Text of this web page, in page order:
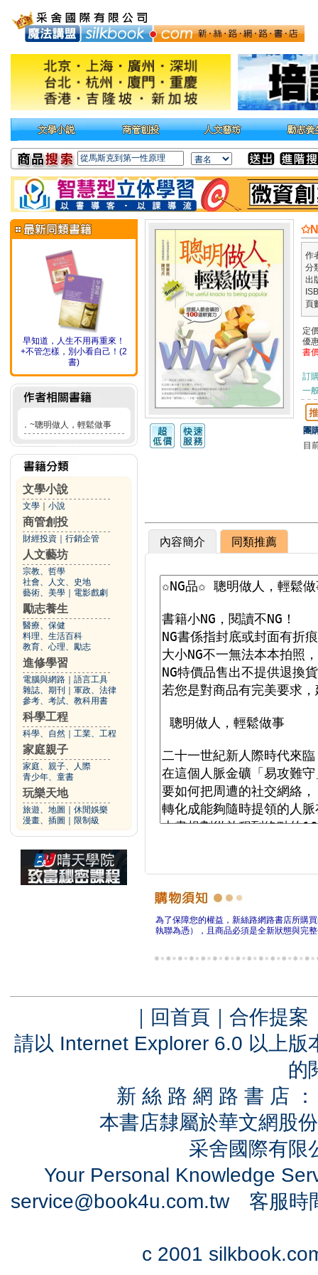
早知道，人生不用再重來！
+不管怎樣，別小看自己！(2
書)
． ~聰明做人，輕鬆做事
文學小說
文學 小說
商管創投
財經投資 行銷企管
人文藝坊
宗教、哲學
社會、人文、史地
藝術、美學
電影戲劇
勵志養生
醫療、保健
料理、生活百科
教育、心理、勵志
進修學習
電腦與網路
語言工具
雜誌、期刊
軍政、法律
參考、考試、教科用書
科學工程
科學、自然 工業、工程
家庭親子
家庭、親子、人際
青少年、童書
玩樂天地
旅遊、地圖
休閒娛樂
漫畫、插圖
限制級
作
分
出
頁
定
優
書
訂
一
團
目
內容簡介 同類推薦
為了保障您的權益，新絲路網路書店所購
執聯為憑），且商品必須是全新狀態與完
｜ 回首頁 ｜ 合作提案
請以 Internet Explorer 6.0 以上
的
新 絲 路 網 路 書 店
本書店隸屬於華文網股
采舍國際有
Your Personal Knowledge
service@book4u.com.tw客服時
c 2001